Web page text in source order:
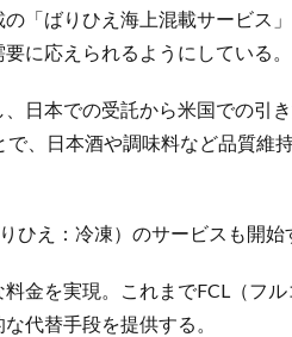
「ばりひえ海上混載サービス
に応えられるようにしている。
日本での受託から米国での引
、日本酒や調味料など品質維
え：冷凍）のサービスも開始
金を実現。これまでFCL（フ
代替手段を提供する。